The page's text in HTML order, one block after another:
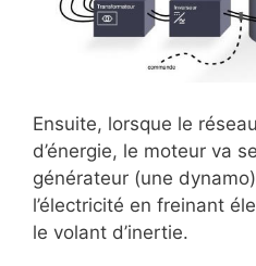
Ensuite, lorsque le
d’énergie, le moteur va
générateur (une
l’électricité en freinant
le volant d’inertie.